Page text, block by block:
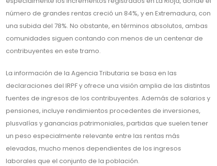
número de grandes rentas creció un 84%, y en Extremadura, con
una subida del 78%. No obstante, en términos absolutos, ambas
comunidades siguen contando con menos de un centenar de
contribuyentes en este tramo.
La información de la Agencia Tributaria se basa en las
declaraciones del IRPF y ofrece una visión amplia de las distintas
fuentes de ingresos de los contribuyentes. Además de salarios y
pensiones, incluye rendimientos procedentes de inversiones,
plusvalías y ganancias patrimoniales, partidas que suelen tener
un peso especialmente relevante entre las rentas más
elevadas, mucho menos dependientes de los ingresos
laborales que el conjunto de la población.